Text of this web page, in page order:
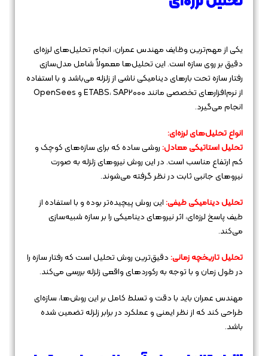
یکی از مهم‌ترین وظایف مهندس عمران، انجام تحلیل‌های لرزه‌ای
دقیق بر روی سازه است. این تحلیل‌ها معمولاً شامل مدل‌سازی
رفتار سازه تحت بارهای دینامیکی ناشی از زلزله می‌باشد و با استفاده
از نرم‌افزارهای تخصصی مانند ETABS، SAP2000 و OpenSees
انجام می‌گیرد.
انواع تحلیل‌های لرزه‌ای:
تحلیل استاتیکی معادل:روشی ساده که برای سازه‌های کوچک و
کم ارتفاع مناسب است. در این روش نیروهای زلزله به صورت
نیروهای جانبی ثابت در نظر گرفته می‌شوند.
تحلیل دینامیکی طیفی:این روش پیچیده‌تر بوده و با استفاده از
طیف پاسخ لرزه‌ای، اثر نیروهای دینامیکی را بر سازه شبیه‌سازی
می‌کند.
تحلیل تاریخچه زمانی:دقیق‌ترین روش تحلیل است که رفتار سازه را
در طول زمان و با توجه به رکوردهای واقعی زلزله بررسی می‌کند.
مهندس عمران باید با دقت و تسلط کامل بر این روش‌ها، سازه‌ای
طراحی کند که از نظر ایمنی و عملکرد در برابر زلزله تضمین شده
باشد.